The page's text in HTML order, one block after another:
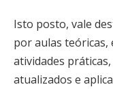
Isto posto, vale
por aulas teóricas,
atividades
atualizados e